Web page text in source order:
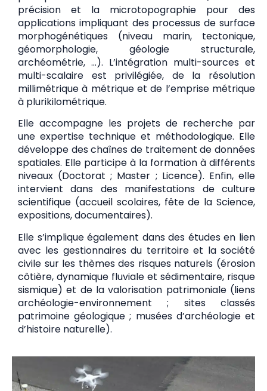
précision et la microtopographie pour des
applications impliquant des processus de surface
morphogénétiques (niveau marin, tectonique,
géomorphologie, géologie structurale,
archéométrie, …). L’intégration multi-sources et
multi-scalaire est privilégiée, de la résolution
millimétrique à métrique et de l’emprise métrique
à plurikilométrique.
Elle accompagne les projets de recherche par
une expertise technique et méthodologique. Elle
développe des chaînes de traitement de données
spatiales. Elle participe à la formation à différents
niveaux (Doctorat ; Master ; Licence). Enfin, elle
intervient dans des manifestations de culture
scientifique (accueil scolaires, fête de la Science,
expositions, documentaires).
Elle s’implique également dans des études en lien
avec les gestionnaires du territoire et la société
civile sur les thèmes des risques naturels (érosion
côtière, dynamique fluviale et sédimentaire, risque
sismique) et de la valorisation patrimoniale (liens
archéologie-environnement ; sites classés
patrimoine géologique ; musées d’archéologie et
d’histoire naturelle).